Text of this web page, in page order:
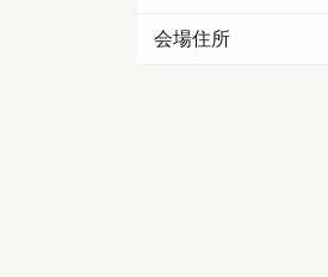
会場住所